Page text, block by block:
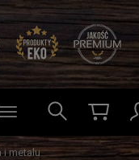
i metalu